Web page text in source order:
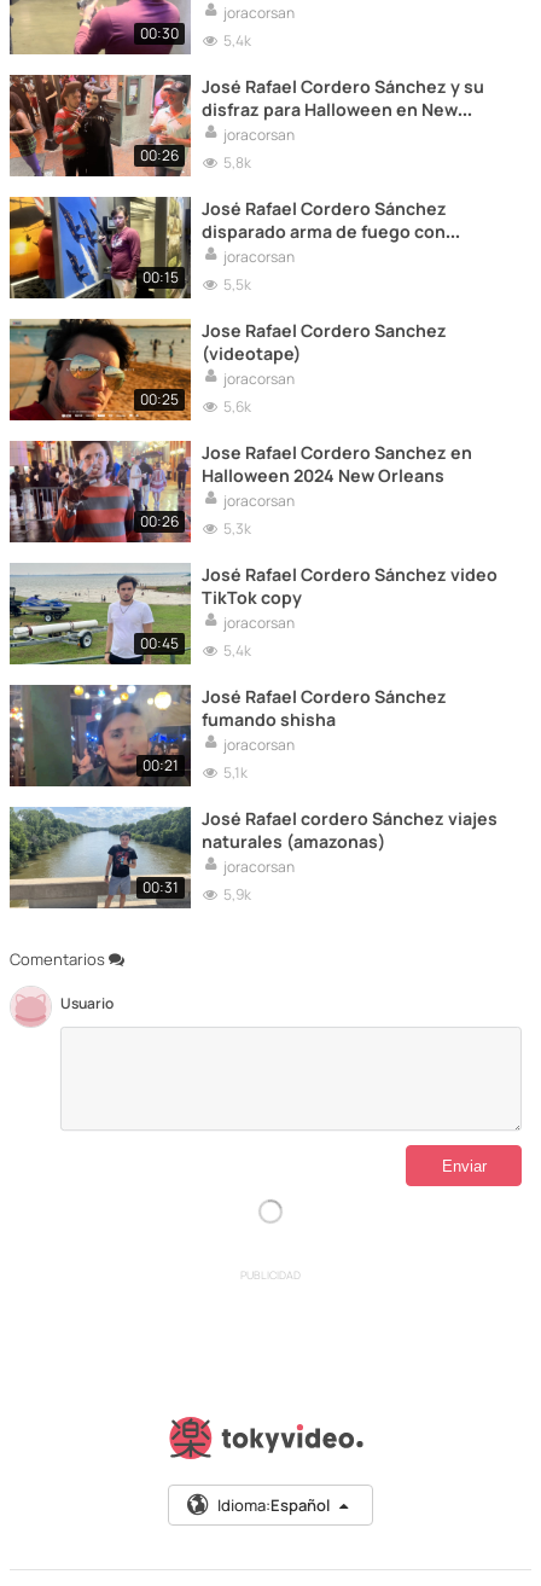
Comentarios
Usuario
00:30
joracorsan
5,4k
00:26
José Rafael Cordero Sánchez y su
disfraz para Halloween en New
Orleans
joracorsan
5,8k
00:15
José Rafael Cordero Sánchez
disparado arma de fuego con
silenciador
joracorsan
5,5k
00:25
Jose Rafael Cordero Sanchez
(videotape)
joracorsan
5,6k
00:26
Jose Rafael Cordero Sanchez en
Halloween 2024 New Orleans
joracorsan
5,3k
00:45
José Rafael Cordero Sánchez video
TikTok copy
joracorsan
5,4k
00:21
José Rafael Cordero Sánchez
fumando shisha
joracorsan
5,1k
00:31
José Rafael cordero Sánchez viajes
naturales (amazonas)
joracorsan
5,9k
PUBLICIDAD
Idioma:Español